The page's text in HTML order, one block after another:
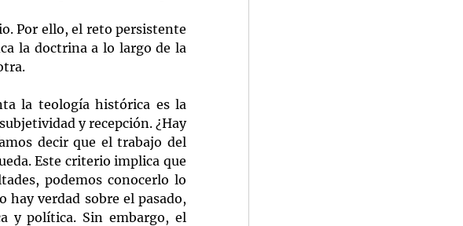
Por ello, el reto persistente
la doctrina a lo largo de la
la teología histórica es la
y recepción. ¿Hay
decir que el trabajo del
Este criterio implica que
podemos conocerlo lo
hay verdad sobre el pasado,
y política. Sin embargo, el